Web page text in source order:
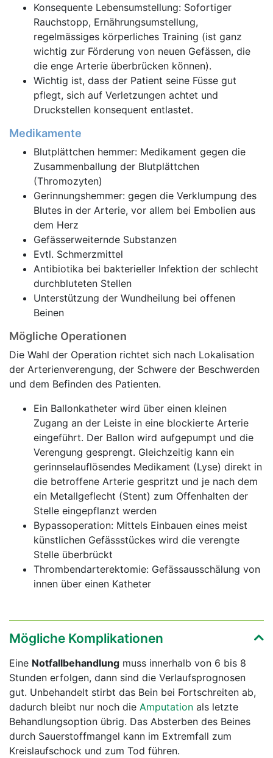
Konsequente Lebensumstellung: Sofortiger
Rauchstopp, Ernährungsumstellung,
regelmässiges körperliches Training (ist ganz
wichtig zur Förderung von neuen Gefässen, die
die enge Arterie überbrücken können).
Wichtig ist, dass der Patient seine Füsse gut
pflegt, sich auf Verletzungen achtet und
Druckstellen konsequent entlastet.
Medikamente
Blutplättchen hemmer: Medikament gegen die
Zusammenballung der Blutplättchen
(Thromozyten)
Gerinnungshemmer: gegen die Verklumpung des
Blutes in der Arterie, vor allem bei Embolien aus
dem Herz
Gefässerweiternde Substanzen
Evtl. Schmerzmittel
Antibiotika bei bakterieller Infektion der schlecht
durchbluteten Stellen
Unterstützung der Wundheilung bei offenen
Beinen
Mögliche Operationen
Die Wahl der Operation richtet sich nach Lokalisation
der Arterienverengung, der Schwere der Beschwerden
und dem Befinden des Patienten.
Ein Ballonkatheter wird über einen kleinen
Zugang an der Leiste in eine blockierte Arterie
eingeführt. Der Ballon wird aufgepumpt und die
Verengung gesprengt. Gleichzeitig kann ein
gerinnselauflösendes Medikament (Lyse) direkt in
die betroffene Arterie gespritzt und je nach dem
ein Metallgeflecht (Stent) zum Offenhalten der
Stelle eingepflanzt werden
Bypassoperation: Mittels Einbauen eines meist
künstlichen Gefässstückes wird die verengte
Stelle überbrückt
Thrombendarterektomie: Gefässausschälung von
innen über einen Katheter
Mögliche Komplikationen
Eine Notfallbehandlung muss innerhalb von 6 bis 8
Stunden erfolgen, dann sind die Verlaufsprognosen
gut. Unbehandelt stirbt das Bein bei Fortschreiten ab,
dadurch bleibt nur noch die Amputation als letzte
Behandlungsoption übrig. Das Absterben des Beines
durch Sauerstoffmangel kann im Extremfall zum
Kreislaufschock und zum Tod führen.